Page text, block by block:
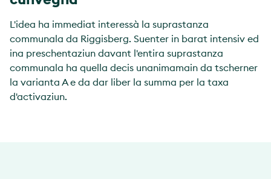
L'idea ha immediat interessà la suprastanza
communala da Riggisberg. Suenter in barat intensiv ed
ina preschentaziun davant l'entira suprastanza
communala ha quella decis unanimamain da tscherner
la varianta A e da dar liber la summa per la taxa
d'activaziun.